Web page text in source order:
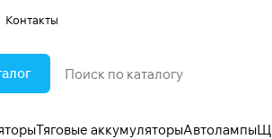
Контакты
Тяговые аккумуляторыАвтолампы